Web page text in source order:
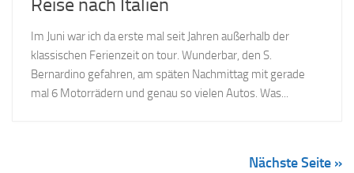
Reise nach Italien
Im Juni war ich da erste mal seit Jahren außerhalb der
klassischen Ferienzeit on tour. Wunderbar, den S.
Bernardino gefahren, am späten Nachmittag mit gerade
mal 6 Motorrädern und genau so vielen Autos. Was...
Nächste Seite »